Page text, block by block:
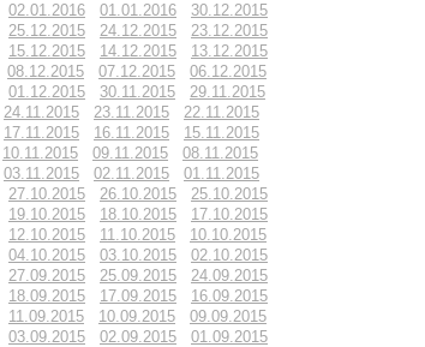
02.01.2016 01.01.2016
30.12.2015
25.12.2015 24.12.2015
23.12.2015
15.12.2015 14.12.2015
13.12.2015
08.12.2015 07.12.2015
06.12.2015
01.12.2015 30.11.2015
29.11.2015
24.11.2015 23.11.2015
22.11.2015
17.11.2015 16.11.2015
15.11.2015
10.11.2015 09.11.2015
08.11.2015
03.11.2015 02.11.2015
01.11.2015
27.10.2015 26.10.2015
25.10.2015
19.10.2015 18.10.2015
17.10.2015
12.10.2015 11.10.2015
10.10.2015
04.10.2015 03.10.2015
02.10.2015
27.09.2015 25.09.2015
24.09.2015
18.09.2015 17.09.2015
16.09.2015
11.09.2015 10.09.2015
09.09.2015
03.09.2015 02.09.2015
01.09.2015